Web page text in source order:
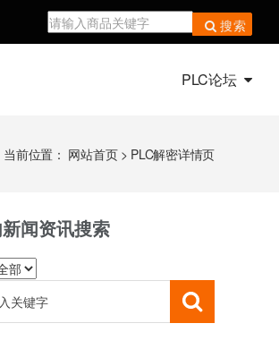
搜索
PLC论坛
当前位置： 网站首页> PLC解密详情页
闻资讯搜索